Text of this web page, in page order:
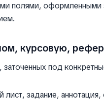
полями, оформленными
курсовую,
под
лист, задание,